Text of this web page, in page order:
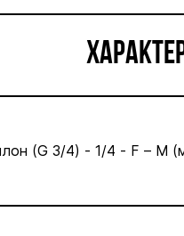
(G 3/4) - 1/4 - F – M